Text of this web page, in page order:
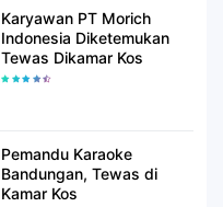
Karyawan PT Morich
Indonesia Diketemukan
Tewas Dikamar Kos
Pemandu Karaoke
Bandungan, Tewas di
Kamar Kos